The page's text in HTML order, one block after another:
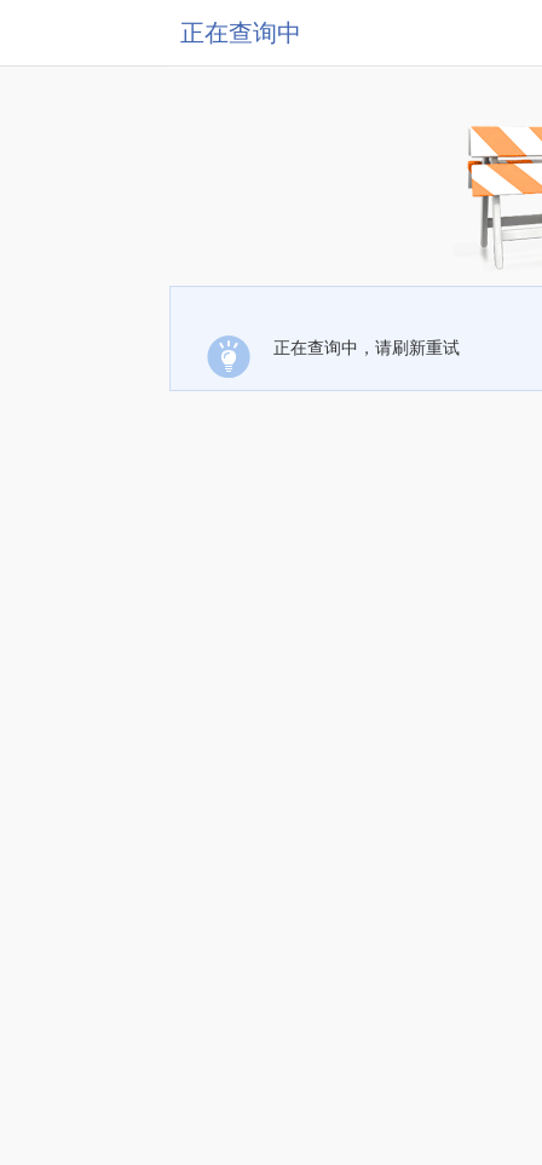
正在查询中
正在查询中，请刷新重试